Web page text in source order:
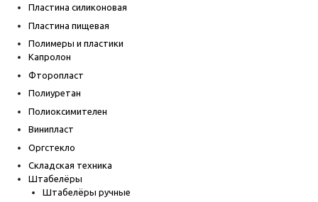
Пластина силиконовая
Пластина пищевая
Полимеры и пластики
Капролон
Фторопласт
Полиуретан
Полиоксимителен
Винипласт
Оргстекло
Складская техника
Штабелёры
Штабелёры ручные